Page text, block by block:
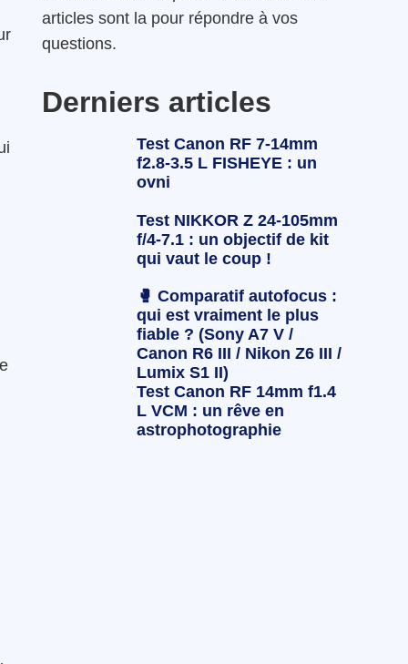
articles sont la pour répondre à vos
questions.
Derniers articles
Test Canon RF 7-14mm
f2.8-3.5 L FISHEYE : un
ovni
Test NIKKOR Z 24-105mm
f/4-7.1 : un objectif de kit
qui vaut le coup !
🥊 Comparatif autofocus :
qui est vraiment le plus
fiable ? (Sony A7 V /
Canon R6 III / Nikon Z6 III /
Lumix S1 II)
Test Canon RF 14mm f1.4
L VCM : un rêve en
astrophotographie